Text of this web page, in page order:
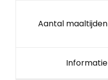
Aantal maaltijden
Informatie